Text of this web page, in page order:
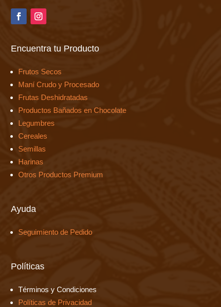
Encuentra tu Producto
Frutos Secos
Maní Crudo y Procesado
Frutas Deshidratadas
Productos Bañados en Chocolate
Legumbres
Cereales
Semillas
Harinas
Otros Productos Premium
Ayuda
Seguimiento de Pedido
Políticas
Términos y Condiciones
Políticas de Privacidad